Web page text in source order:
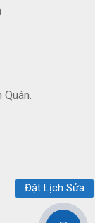
Đặt Lịch Sửa